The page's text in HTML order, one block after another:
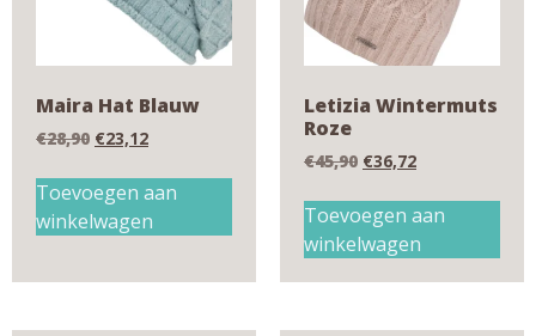
Maira Hat Blauw
€28,90 €23,12
Toevoegen aan
winkelwagen
Letizia Wintermuts
Roze
€45,90 €36,72
Toevoegen aan
winkelwagen